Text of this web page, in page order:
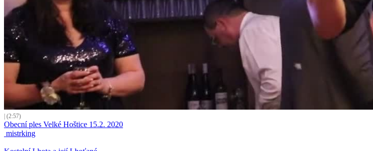
| (2:57)
Obecní ples Velké Hoštice 15.2. 2020
mistrking